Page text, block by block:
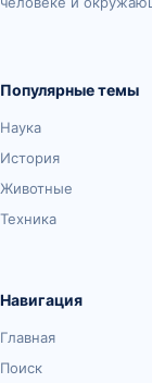
Популярные темы
Наука
История
Животные
Техника
Навигация
Главная
Поиск